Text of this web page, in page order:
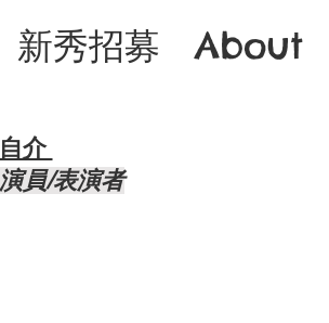
新秀招募 About
自介 ​
演員/表演者